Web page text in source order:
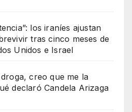
los iraníes ajustan
tras cinco meses de
Unidos e Israel
creo que me la
declaró Candela Arizaga